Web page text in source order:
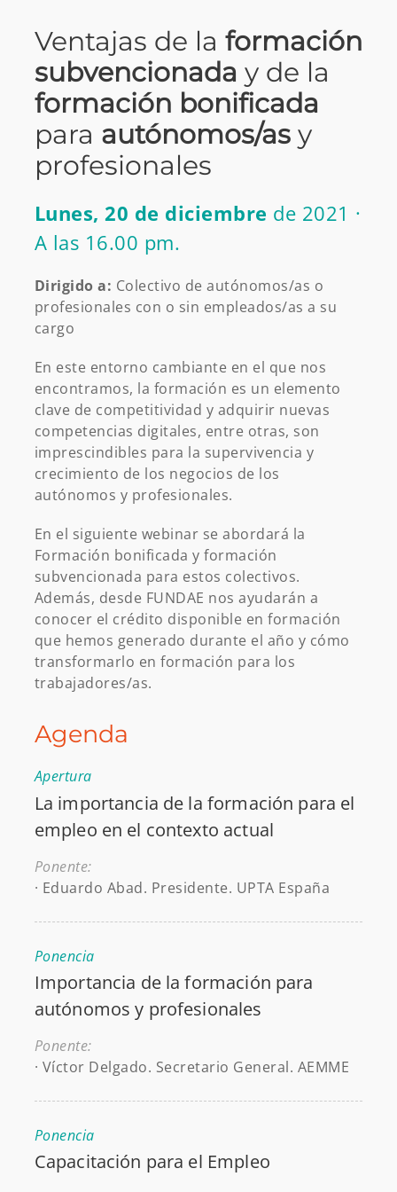
Ventajas de la formación
subvencionada y de la
formación bonificada
para autónomos/asy
profesionales
Lunes, 20 de diciembre de 2021 ·
A las 16.00 pm.
Dirigido a: Colectivo de autónomos/as o
profesionales con o sin empleados/as a su
cargo
En este entorno cambiante en el que nos
encontramos, la formación es un elemento
clave de competitividad y adquirir nuevas
competencias digitales, entre otras, son
imprescindibles para la supervivencia y
crecimiento de los negocios de los
autónomos y profesionales.
En el siguiente webinar se abordará la
Formación bonificada y formación
subvencionada para estos colectivos.
Además, desde FUNDAE nos ayudarán a
conocer el crédito disponible en formación
que hemos generado durante el año y cómo
transformarlo en formación para los
trabajadores/as.
Agenda
Apertura
La importancia de la formación para el
empleo en el contexto actual
Ponente:
· Eduardo Abad. Presidente. UPTA España
Ponencia
Importancia de la formación para
autónomos y profesionales
Ponente:
· Víctor Delgado. Secretario General. AEMME
Ponencia
Capacitación para el Empleo